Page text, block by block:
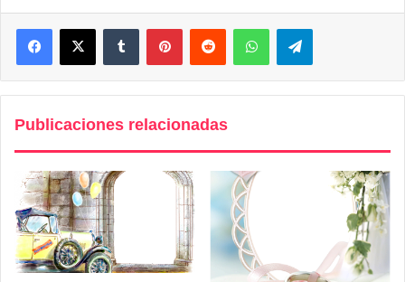
FacebookX Tumblr PinterestReddit WhatsAppTelegram
Publicaciones relacionadas